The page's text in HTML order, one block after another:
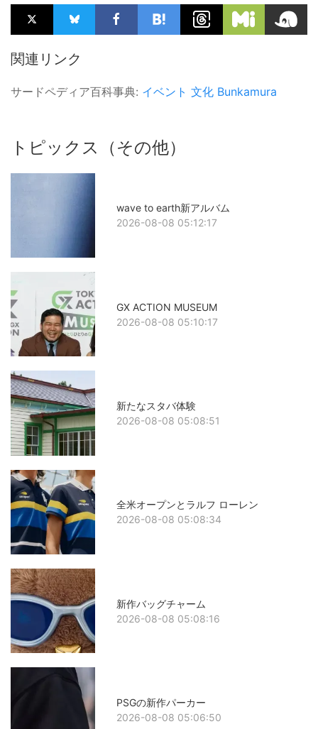
関連リンク
サードペディア百科事典: イベント 文化 Bunkamura
トピックス（その他）
wave to earth新アルバム
2026-08-08 05:12:17
GX ACTION MUSEUM
2026-08-08 05:10:17
新たなスタバ体験
2026-08-08 05:08:51
全米オープンとラルフ ローレン
2026-08-08 05:08:34
新作バッグチャーム
2026-08-08 05:08:16
PSGの新作パーカー
2026-08-08 05:06:50